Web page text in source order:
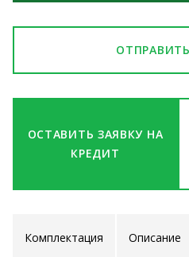
ОСТАВИТЬ ЗАЯВКУ НА
КРЕДИТ
Комплектация Описание